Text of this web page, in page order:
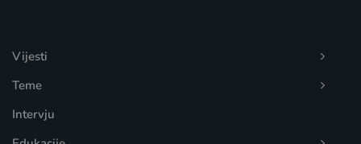
Vijesti
Teme
Intervju